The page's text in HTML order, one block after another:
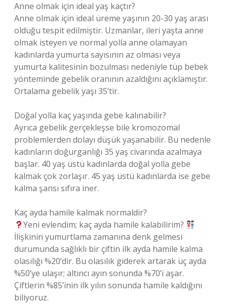
Anne olmak için ideal yaş kaçtır?
Anne olmak için ideal üreme yaşının 20-30 yaş arası
olduğu tespit edilmiştir. Uzmanlar, ileri yaşta anne
olmak isteyen ve normal yolla anne olamayan
kadınlarda yumurta sayısının az olması veya
yumurta kalitesinin bozulması nedeniyle tüp bebek
yönteminde gebelik oranının azaldığını açıklamıştır.
Ortalama gebelik yaşı 35’tir.
Doğal yolla kaç yaşında gebe kalınabilir?
Ayrıca gebelik gerçekleşse bile kromozomal
problemlerden dolayı düşük yaşanabilir. Bu nedenle
kadınların doğurganlığı 35 yaş civarında azalmaya
başlar. 40 yaş üstü kadınlarda doğal yolla gebe
kalmak çok zorlaşır. 45 yaş üstü kadınlarda ise gebe
kalma şansı sıfıra iner.
Kaç ayda hamile kalmak normaldir?
Yeni evlendim; kaç ayda hamile kalabilirim?
İlişkinin yumurtlama zamanına denk gelmesi
durumunda sağlıklı bir çiftin ilk ayda hamile kalma
olasılığı %20’dir. Bu olasılık giderek artarak üç ayda
%50’ye ulaşır; altıncı ayın sonunda %70’i aşar.
Çiftlerin %85’inin ilk yılın sonunda hamile kaldığını
biliyoruz.